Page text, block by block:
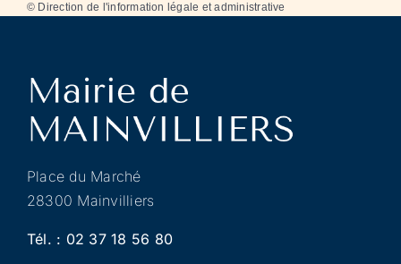
© Direction de l'information légale et administrative
Place du Marché
28300 Mainvilliers
Tél. : 02 37 18 56 80